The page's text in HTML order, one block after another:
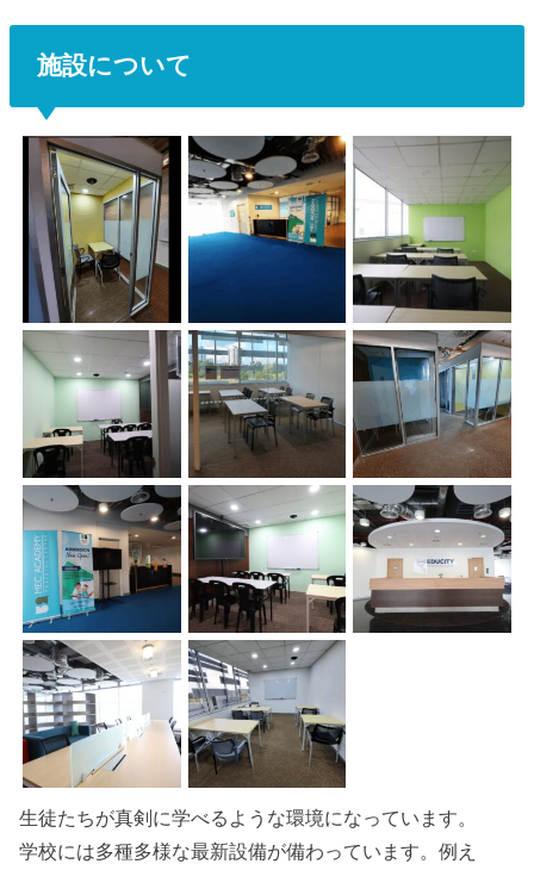
施設について
生徒たちが真剣に学べるような環境になっています。
学校には多種多様な最新設備が備わっています。例え